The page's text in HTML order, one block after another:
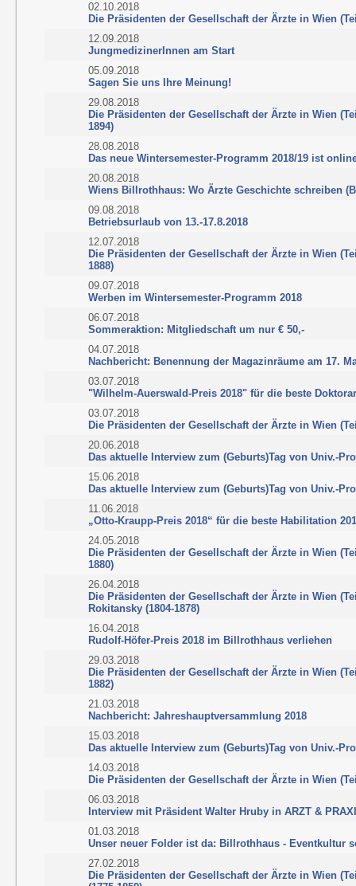
02.10.2018
Die Präsidenten der Gesellschaft der Ärzte in Wien
12.09.2018
JungmedizinerInnen am Start
05.09.2018
Sagen Sie uns Ihre Meinung!
29.08.2018
Die Präsidenten der Gesellschaft der Ärzte in Wien
1894)
28.08.2018
Das neue Wintersemester-Programm 2018/19 ist
20.08.2018
Wiens Billrothhaus: Wo Ärzte Geschichte schreiben
09.08.2018
Betriebsurlaub von 13.-17.8.2018
12.07.2018
Die Präsidenten der Gesellschaft der Ärzte in Wien
1888)
09.07.2018
Werben im Wintersemester-Programm 2018
06.07.2018
Sommeraktion: Mitgliedschaft um nur € 50,-
04.07.2018
Nachbericht: Benennung der Magazinräume am 17.
03.07.2018
"Wilhelm-Auerswald-Preis 2018" für die beste
03.07.2018
Die Präsidenten der Gesellschaft der Ärzte in Wien
20.06.2018
Das aktuelle Interview zum (Geburts)Tag von Univ.-
15.06.2018
Das aktuelle Interview zum (Geburts)Tag von Univ.-
11.06.2018
„Otto-Kraupp-Preis 2018“ für die beste Habilitation
24.05.2018
Die Präsidenten der Gesellschaft der Ärzte in Wien
1880)
26.04.2018
Die Präsidenten der Gesellschaft der Ärzte in Wien
Rokitansky (1804-1878)
16.04.2018
Rudolf-Höfer-Preis 2018 im Billrothhaus verliehen
29.03.2018
Die Präsidenten der Gesellschaft der Ärzte in Wien
1882)
21.03.2018
Nachbericht: Jahreshauptversammlung 2018
15.03.2018
Das aktuelle Interview zum (Geburts)Tag von Univ.-
14.03.2018
Die Präsidenten der Gesellschaft der Ärzte in Wien
06.03.2018
Interview mit Präsident Walter Hruby in ARZT &
01.03.2018
Unser neuer Folder ist da: Billrothhaus - Eventkultur
27.02.2018
Die Präsidenten der Gesellschaft der Ärzte in Wien